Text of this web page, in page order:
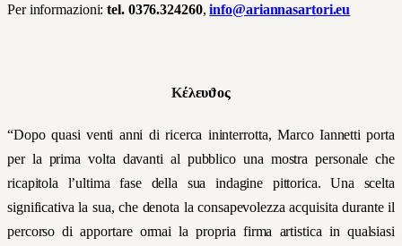
Per informazioni:tel. 0376.324260, info@ariannasartori.eu
Κέλευϑος
“Dopo quasi venti anni di ricerca ininterrotta, Marco Iannetti porta
per la prima volta davanti al pubblico una mostra personale che
ricapitola l’ultima fase della sua indagine pittorica. Una scelta
significativa la sua, che denota la consapevolezza acquisita durante il
percorso di apportare ormai la propria firma artistica in qualsiasi